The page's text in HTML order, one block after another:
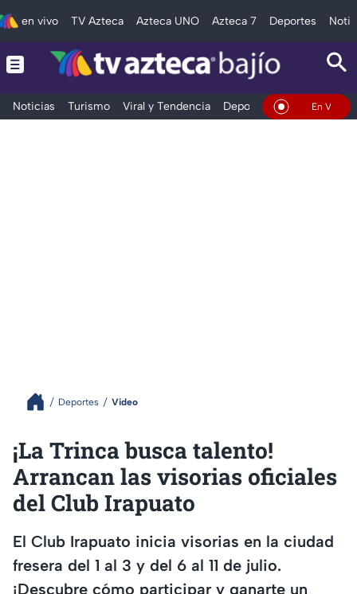
en vivo TV Azteca Azteca UNO Azteca 7 Deportes
Noticias Turismo Viral y Tendencia Deportes Espectáculos
En Vivo
Deportes Video
¡La Trinca busca talento!
Arrancan las visorias oficiales
del Club Irapuato
El Club Irapuato inicia visorias en la ciudad
fresera del 1 al 3 y del 6 al 11 de julio.
¡Descubre cómo participar y ganarte un